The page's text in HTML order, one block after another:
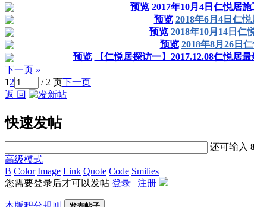
预览 2017年10月4日仁悦居
预览 2018年6月4日仁
预览 2018年10月14日仁
预览 2018年8月26日
预览
【仁悦居探访一】2017.12.08仁悦居
下一页 »
12 / 2 页下一页
返 回
快速发帖
还可输入
高级模式
B Color Image Link Quote Code Smilies
您需要登录后才可以发帖 登录 | 注册